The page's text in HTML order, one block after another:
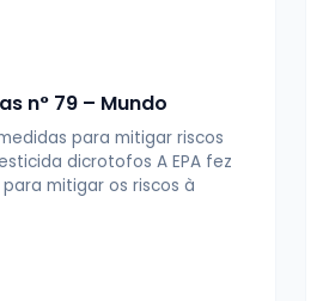
n° 79 – Mundo
para mitigar riscos
dicrotofos A EPA fez
mitigar os riscos à